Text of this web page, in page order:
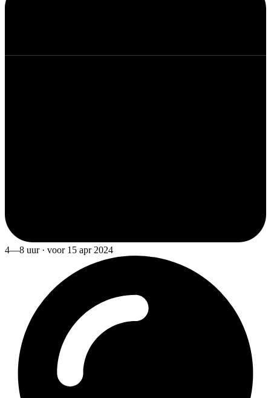
4—8 uur · voor 15 apr 2024